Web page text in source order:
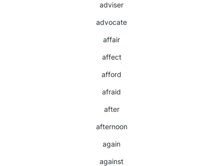
adviser
advocate
affair
affect
afford
afraid
after
afternoon
again
against